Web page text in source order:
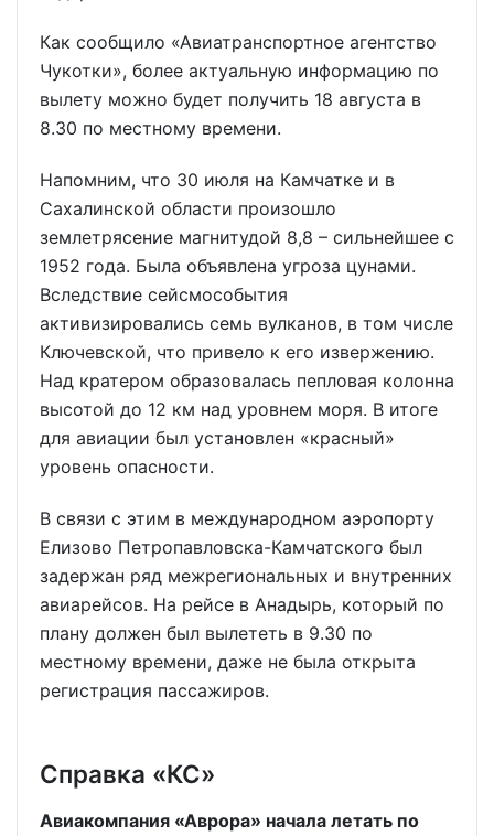
Как сообщило «Авиатранспортное агентство
Чукотки», более актуальную информацию по
вылету можно будет получить 18 августа в
8.30 по местному времени.
Напомним, что 30 июля на Камчатке и в
Сахалинской области произошло
землетрясение магнитудой 8,8 – сильнейшее с
1952 года. Была объявлена угроза цунами.
Вследствие сейсмособытия
активизировались семь вулканов, в том числе
Ключевской, что привело к его извержению.
Над кратером образовалась пепловая колонна
высотой до 12 км над уровнем моря. В итоге
для авиации был установлен «красный»
уровень опасности.
В связи с этим в международном аэропорту
Елизово Петропавловска-Камчатского был
задержан ряд межрегиональных и внутренних
авиарейсов. На рейсе в Анадырь, который по
плану должен был вылететь в 9.30 по
местному времени, даже не была открыта
регистрация пассажиров.
Справка «КС»
Авиакомпания «Аврора» начала летать по